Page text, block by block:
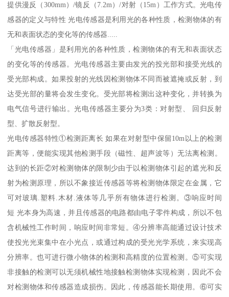
提供漫反（300mm）/镜反（7.2m）/对射（15m）工作方式。光电传
感器的定义与特性 光电传感器是利用光的各种性质，检测物体的有
无和表面状态的变化等的传感器.....
「光电传感器」是利用光的各种性质，检测物体的有无和表面状态
的变化等的传感器。光电传感器主要由发光的投光部和接受光线的
受光部构成。如果投射的光线因检测物体不同而被遮掩或反射，到
达受光部的量将会发生变化。受光部将检测出这种变化，并转换为
电气信号进行输出。光电传感器主要分为3类：对射型、 回归反射
型、扩散反射型。
光电传感器特性①检测距离长 如果在对射型中保留10m以上的检测
距离等，便能实现其他检测手段（磁性、超声波等）无法离检测。
达到的长距②对检测物体的限制少由于以检测物体引起的遮光和反
射为检测原理，所以不象接近传感器等将检测物体限定在金属，它
可对玻璃.塑料.木材.液体等几乎所有物体进行检测。③响应时间
短 光本身为高速，并且传感器的电路都由电子零件构成，所以不包
含机械性工作时间，响应时间非常短。④分辨率高能通过设计技术
使投光光束集中在小光点，或通过构成的受光光学系统，来实现高
分辨率。也可进行微小物体的检测和高精度的位置检测。⑤可实现
非接触的检测可以无须机械性地接触检测物体实现检测，因此不会
对检测物体和传感器造成损伤。因此，传感器能长期使用。⑥可实